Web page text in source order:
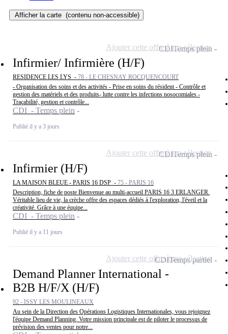
Afficher la carte (contenu non-accessible)
Infirmier/ Infirmière (H/F)
RESIDENCE LES LYS - 78 - LE CHESNAY ROCQUENCOURT
- Organisation des soins et des activités - Prise en soins du résident - Contrôle et
gestion des matériels et des produits- lutte contre les infections nosocomiales -
Traçabilité, gestion et contrôle...
CDI - Temps plein
Publié il y a 3 jours
CDITemps plein
Ajouter cette offre à ma sélection
Infirmier (H/F)
LA MAISON BLEUE - PARIS 16 DSP - 75 - PARIS 16
Description, fiche de poste Bienvenue au multi-accueil PARIS 16 3 ERLANGER.
Véritable lieu de vie, la crèche offre des espaces dédiés à l'exploration, l'éveil et la
créativité. Grâce à une équipe...
CDI - Temps plein
Publié il y a 11 jours
CDITemps plein
Ajouter cette offre à ma sélection
Demand Planner International -
B2B H/F/X (H/F)
92 - ISSY LES MOULINEAUX
Au sein de la Direction des Opérations Logistiques Internationales, vous rejoignez
l'équipe Demand Planning. Votre mission principale est de piloter le processus de
prévision des ventes pour notre...
CDITemps partiel
Ajouter cette offre à ma sélection